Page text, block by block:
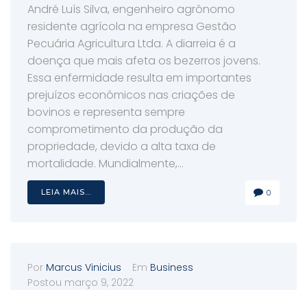
André Luís Silva, engenheiro agrônomo
residente agrícola na empresa Gestão
Pecuária Agricultura Ltda. A diarreia é a
doença que mais afeta os bezerros jovens.
Essa enfermidade resulta em importantes
prejuízos econômicos nas criações de
bovinos e representa sempre
comprometimento da produção da
propriedade, devido a alta taxa de
mortalidade. Mundialmente,...
LEIA MAIS... 0
Por Marcus Vinicius Em Business
Postou março 9, 2022